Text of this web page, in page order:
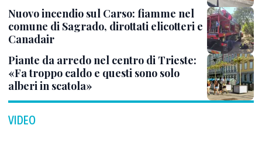
Nuovo incendio sul Carso: fiamme nel
comune di Sagrado, dirottati elicotteri e
Canadair
Piante da arredo nel centro di Trieste:
«Fa troppo caldo e questi sono solo
alberi in scatola»
VIDEO